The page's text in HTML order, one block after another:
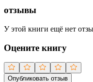
отзывы
У этой книги ещё нет
Оцените книгу
Опубликовать отзыв